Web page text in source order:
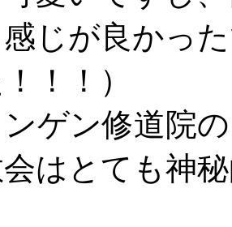
じが良かっ
！！）
ゲン修道院
はとても神